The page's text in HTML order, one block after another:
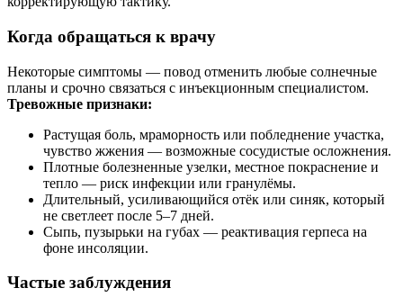
Когда обращаться к врачу
Некоторые симптомы — повод отменить любые солнечные
планы и срочно связаться с инъекционным специалистом.
Тревожные признаки:
Растущая боль, мраморность или побледнение участка,
чувство жжения — возможные сосудистые осложнения.
Плотные болезненные узелки, местное покраснение и
тепло — риск инфекции или гранулёмы.
Длительный, усиливающийся отёк или синяк, который
не светлеет после 5–7 дней.
Сыпь, пузырьки на губах — реактивация герпеса на
фоне инсоляции.
Частые заблуждения